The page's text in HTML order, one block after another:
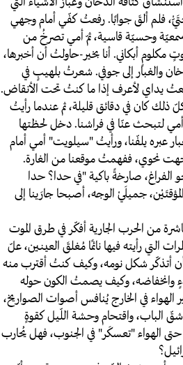
فلم ألقَ جوابًا. رفعتُ كفّي أمام وجهي
وحسيّة قاسية، ثمّ أمي تصرخُ من
مكلومٍ أبكاني. أنا بخير-حاولتُ أن أخبرها،
والغبار إلى جوفي. شعرتُ بلهيبٍ في
يداي لأعرف إذا ما كنتُ تحت الأنقاض.
كان في دقائق قليلة، ثم عندما رأيتُ
لتبحث عنّا في فراشنا. دخل لحظتها
عبره يلفّنا، ورأيتُ "سيلويت" أمي أمام
نحوي، ففهمتُ موقعنا من الغارة.
صارخةً باكية "في حدا؟ حدا
جميلَيْ الوجه، أصبحا جارَينا إلى
من الحرب الجارية أفكّر في طرق الموت
التي رأيته فيها نائمًا مُغلقَ العينين، علّ
أتذكّر شكل نومه، وكيف كنتُ أقترب منه
وانخفاضه، وكيف يصمتُ الكون حوله
الهواء في الخارج يُنافس أصوات الصواريخ،
الباب، واقتحام وحشة اللّيل كقوةٍ
الهواء "تعسكَر" في الجنوب، فهل يُحارب